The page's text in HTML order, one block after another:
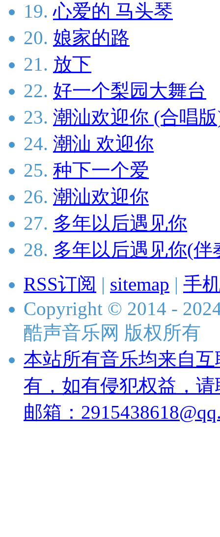
19. 心爱的 马头琴
20. 娘家的路
21. 放下
22. 好一个梨园大舞台
23. 潮汕欢迎你 (合唱
24. 潮汕 欢迎你
25. 种下一个爱
26. 潮汕欢迎你
27. 多年以后遇见你
28. 多年以后遇见你(伴
RSS订阅 | sitemap | 手
Copyright © 2014 -
酷声音乐网 版权所有
本站所有音乐均来自
有，如有侵犯权益，
邮箱：